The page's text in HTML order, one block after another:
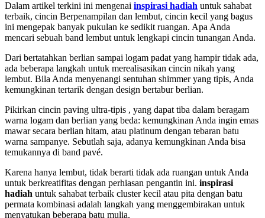
Dalam artikel terkini ini mengenai inspirasi hadiah untuk sahabat
terbaik, cincin Berpenampilan dan lembut, cincin kecil yang bagus
ini mengepak banyak pukulan ke sedikit ruangan. Apa Anda
mencari sebuah band lembut untuk lengkapi cincin tunangan Anda.
Dari bertatahkan berlian sampai logam padat yang hampir tidak ada,
ada beberapa langkah untuk merealisasikan cincin nikah yang
lembut. Bila Anda menyenangi sentuhan shimmer yang tipis, Anda
kemungkinan tertarik dengan design bertabur berlian.
Pikirkan cincin paving ultra-tipis , yang dapat tiba dalam beragam
warna logam dan berlian yang beda: kemungkinan Anda ingin emas
mawar secara berlian hitam, atau platinum dengan tebaran batu
warna sampanye. Sebutlah saja, adanya kemungkinan Anda bisa
temukannya di band pavé.
Karena hanya lembut, tidak berarti tidak ada ruangan untuk Anda
untuk berkreatifitas dengan perhiasan pengantin ini. inspirasi
hadiah untuk sahabat terbaik cluster kecil atau pita dengan batu
permata kombinasi adalah langkah yang menggembirakan untuk
menyatukan beberapa batu mulia.